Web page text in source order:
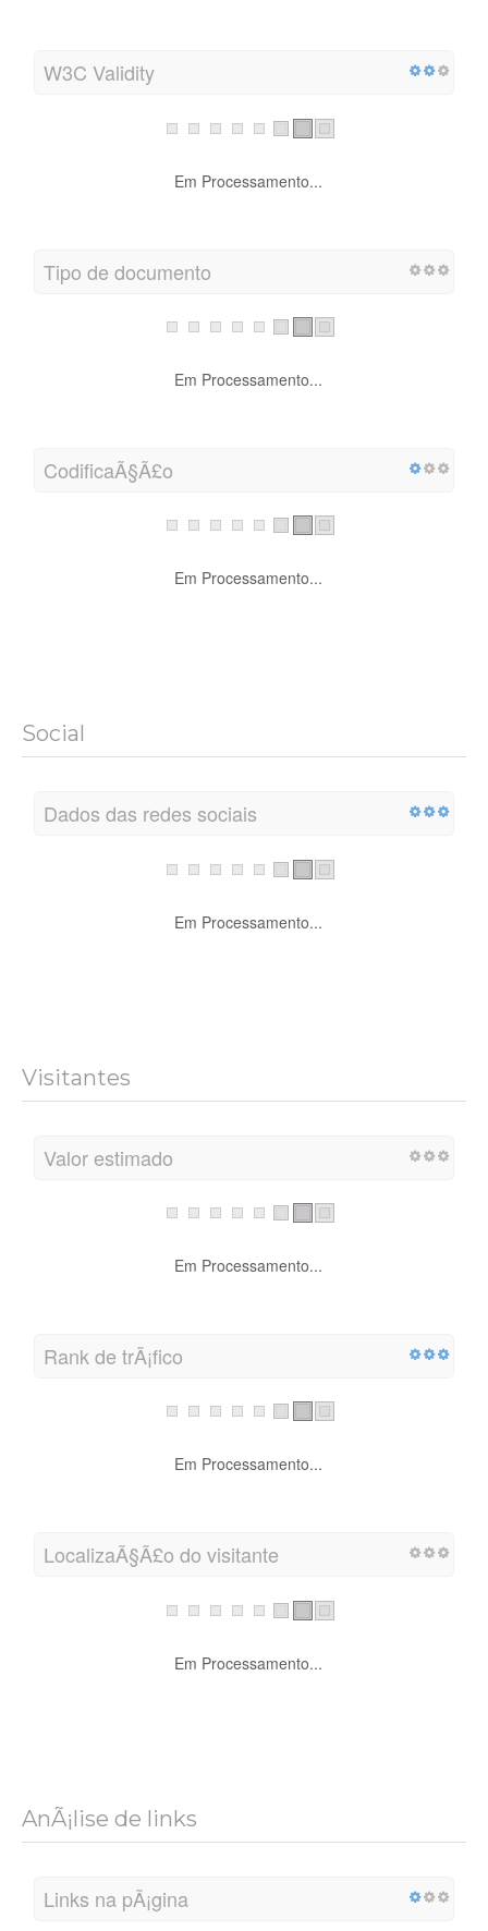
W3C Validity
Em Processamento...
Tipo de documento
Em Processamento...
CodificaÃ§Ã£o
Em Processamento...
Social
Dados das redes sociais
Em Processamento...
Visitantes
Valor estimado
Em Processamento...
Rank de trÃ¡fico
Em Processamento...
LocalizaÃ§Ã£o do visitante
Em Processamento...
AnÃ¡lise de links
Links na pÃ¡gina